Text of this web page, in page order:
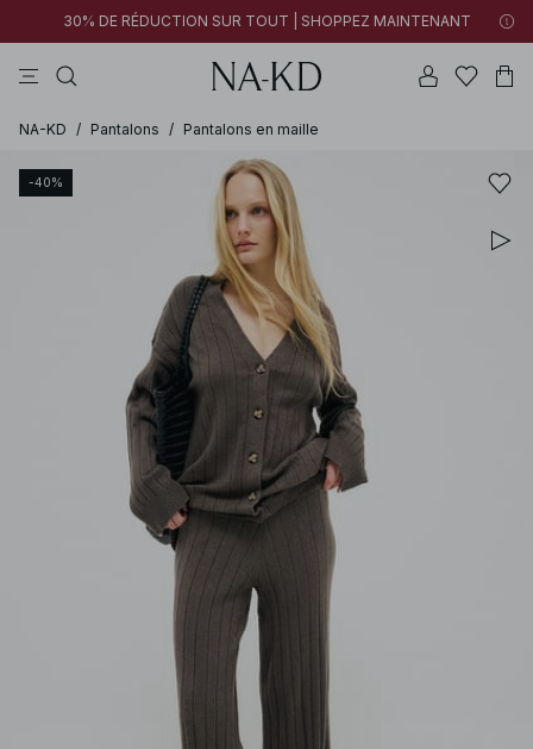
30% DE RÉDUCTION SUR TOUT | SHOPPEZ MAINTENANT
NA-KD / Pantalons / Pantalons en maille
-40%